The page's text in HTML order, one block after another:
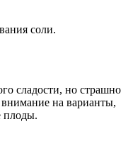
соли.
сладости, но страшно
на варианты,
плоды.